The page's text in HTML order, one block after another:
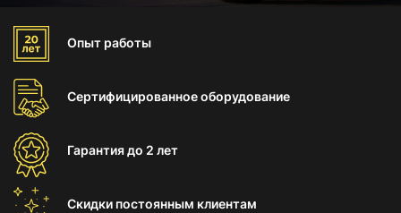
Опыт работы
Сертифицированноеоборудование
Гарантиядо 2 лет
Скидки постоянным клиентам